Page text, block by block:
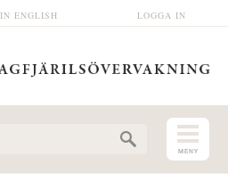
LOGGA IN
IN ENGLISH